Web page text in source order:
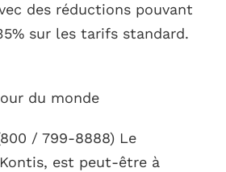
des réductions pouvant
sur les tarifs standard.
du monde
/ 799-8888) Le
est peut-être à